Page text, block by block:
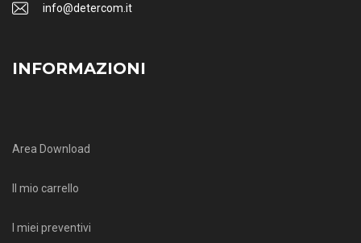
info@detercom.it
INFORMAZIONI
Area Download
Il mio carrello
I miei preventivi